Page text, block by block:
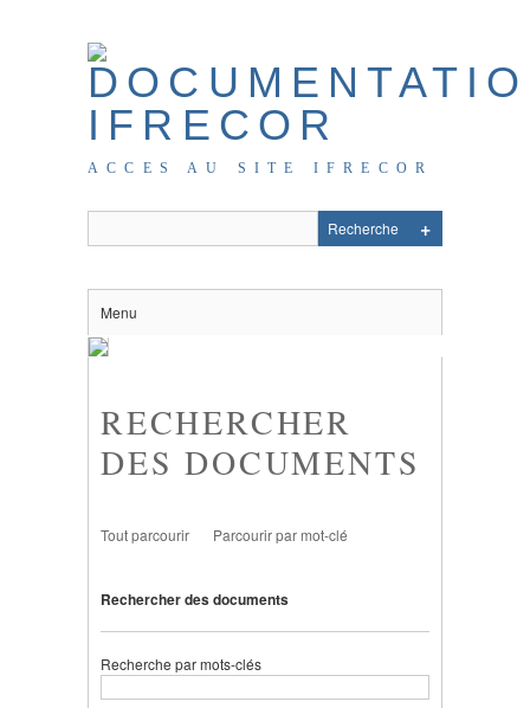
ACCES AU SITE IFRECOR
Menu
RECHERCHER
DES DOCUMENTS
Tout parcourir Parcourir par mot-clé
Rechercher des documents
Recherche par mots-clés